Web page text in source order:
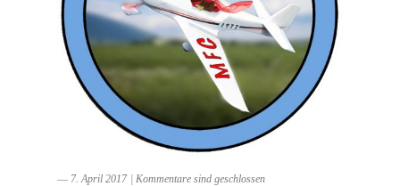
― 7. April 2017 | Kommentare sind geschlossen